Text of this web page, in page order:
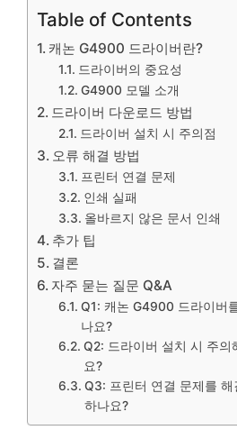
Table of Contents
캐논 G4900 드라이버란?
드라이버의 중요성
G4900 모델 소개
드라이버 다운로드 방법
드라이버 설치 시 주의점
오류 해결 방법
프린터 연결 문제
인쇄 실패
올바르지 않은 문서 인쇄
추가 팁
결론
자주 묻는 질문 Q&A
Q1: 캐논 G4900 드라이버
나요?
Q2: 드라이버 설치 시 주의
요?
Q3: 프린터 연결 문제를
하나요?